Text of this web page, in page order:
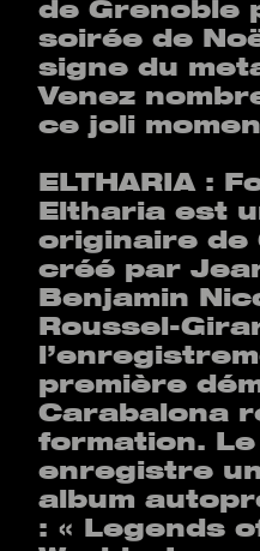
de Grenoble
soirée de
signe du
Venez
ce joli
ELTHARIA :
Eltharia est
originaire de
créé par
Benjamin
Roussel-
première
Carabalona
formation.
enregistre
album
: « Legends